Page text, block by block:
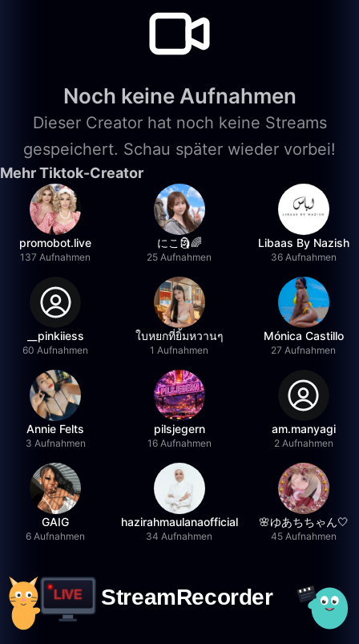
Noch keine Aufnahmen
Dieser Creator hat noch keine Streams
gespeichert. Schau später wieder vorbei!
Mehr Tiktok-Creator
promobot.live
137 Aufnahmen
にこ🗿🌈
25 Aufnahmen
Libaas By Nazish
36 Aufnahmen
__pinkiiess
60 Aufnahmen
ใบหยกที่ยิ้มหวานๆ
1 Aufnahmen
Mónica Castillo
27 Aufnahmen
Annie Felts
3 Aufnahmen
pilsjegern
16 Aufnahmen
am.manyagi
2 Aufnahmen
GAIG
6 Aufnahmen
hazirahmaulanaofficial
34 Aufnahmen
🌸ゆあちちゃん🤍
45 Aufnahmen